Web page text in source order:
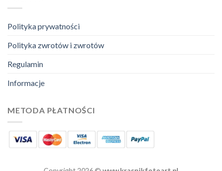
Polityka prywatności
Polityka zwrotów i zwrotów
Regulamin
Informacje
METODA PŁATNOŚCI